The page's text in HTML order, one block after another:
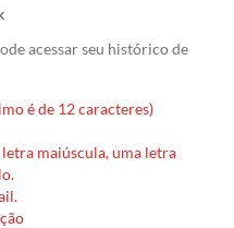
acessar seu histórico de
é de 12 caracteres)
maiúscula, uma letra